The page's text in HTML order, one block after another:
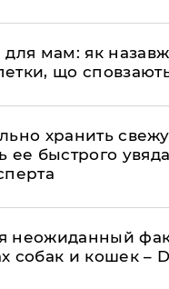
для мам: як
що
хранить
ее быстрого
неожиданный
собак и кошек –